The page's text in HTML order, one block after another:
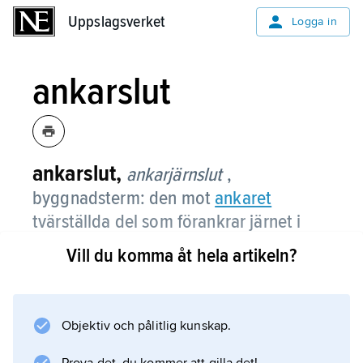
Uppslagsverket Logga in
ankarslut
ankarslut, ankarjärnslut ,
byggnadsterm: den mot ankaret
tvärställda del som förankrar järnet i
murverket och därigenom tar upp och
fördelar dragkrafterna från ankarjärnet.
av järn fäst till ankarjärnets ände. I äldre
Vill du komma åt hela artikeln?
Objektiv och pålitlig kunskap.